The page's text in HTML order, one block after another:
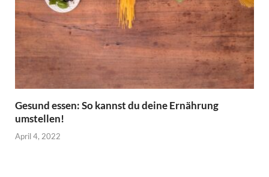
Gesund essen: So kannst du deine Ernährung
umstellen!
April 4, 2022